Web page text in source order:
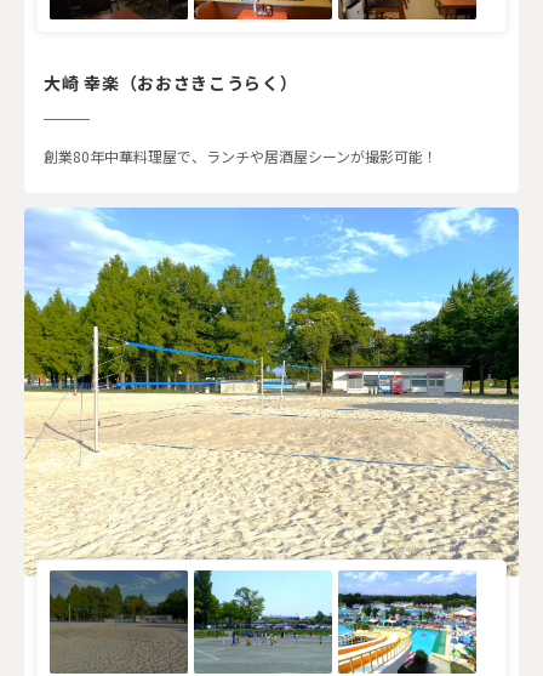
大崎 幸楽（おおさきこうらく）
創業80年中華料理屋で、ランチや居酒屋シーンが撮影可能！